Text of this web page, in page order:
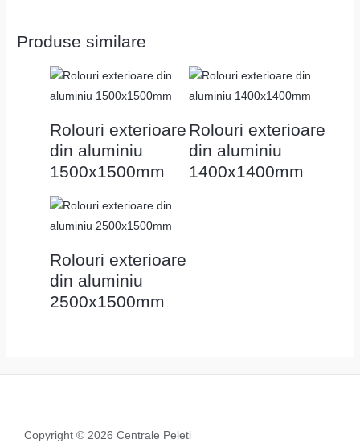
Produse similare
Rolouri exterioare
din aluminiu
1500x1500mm
Rolouri exterioare
din aluminiu
1400x1400mm
Rolouri exterioare
din aluminiu
2500x1500mm
Copyright © 2026 Centrale Peleti